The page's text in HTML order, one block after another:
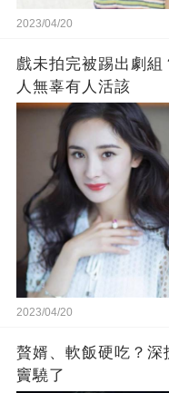
2023/04/20
戲未拍完被踢出劇
人無辜有人活該
2023/04/20
贅婿、軟飯硬吃？
竇驍了